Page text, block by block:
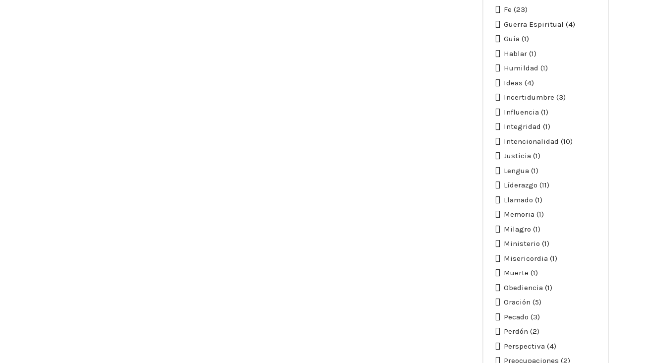
Fe (23)
Guerra Espiritual (4)
Guía (1)
Hablar(1)
Humildad (1)
Ideas (4)
Incertidumbre (3)
Influencia (1)
Integridad (1)
Intencionalidad (10)
Justicia (1)
Lengua (1)
Líderazgo (11)
Llamado (1)
Memoria (1)
Milagro (1)
Ministerio (1)
Misericordia (1)
Muerte (1)
Obediencia (1)
Oración (5)
Pecado (3)
Perdón (2)
Perspectiva (4)
Preocupaciones (2)